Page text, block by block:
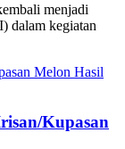
menjadi
dalam kegiatan
Kupasan